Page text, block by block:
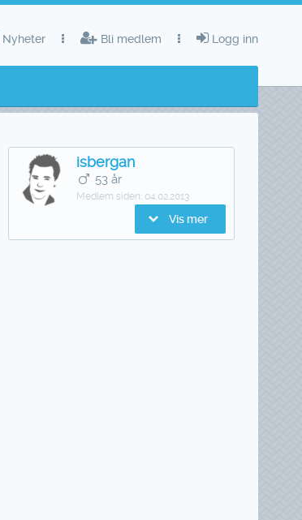
Logg inn
Bli medlem
Nyheter
isbergan
53 år
Medlem siden: 04.02.2013
Vis mer